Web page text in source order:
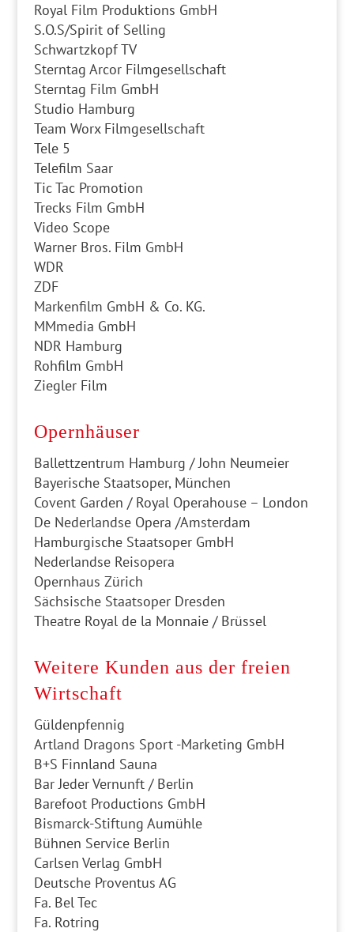
Royal Film Produktions GmbH
S.O.S/Spirit of Selling
Schwartzkopf TV
Sterntag Arcor Filmgesellschaft
Sterntag Film GmbH
Studio Hamburg
Team Worx Filmgesellschaft
Tele 5
Telefilm Saar
Tic Tac Promotion
Trecks Film GmbH
Video Scope
Warner Bros. Film GmbH
WDR
ZDF
Markenfilm GmbH & Co. KG.
MMmedia GmbH
NDR Hamburg
Rohfilm GmbH
Ziegler Film
Opernhäuser
Ballettzentrum Hamburg / John Neumeier
Bayerische Staatsoper, München
Covent Garden / Royal Operahouse – London
De Nederlandse Opera /Amsterdam
Hamburgische Staatsoper GmbH
Nederlandse Reisopera
Opernhaus Zürich
Sächsische Staatsoper Dresden
Theatre Royal de la Monnaie / Brüssel
Weitere Kunden aus der freien
Wirtschaft
Güldenpfennig
Artland Dragons Sport -Marketing GmbH
B+S Finnland Sauna
Bar Jeder Vernunft / Berlin
Barefoot Productions GmbH
Bismarck-Stiftung Aumühle
Bühnen Service Berlin
Carlsen Verlag GmbH
Deutsche Proventus AG
Fa. Bel Tec
Fa. Rotring